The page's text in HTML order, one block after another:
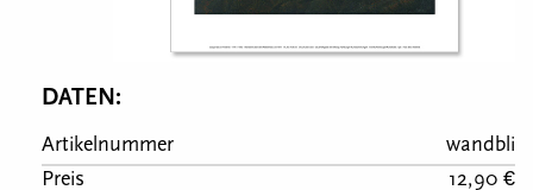
DATEN:
Artikelnummer
wandbli
Preis
12,90 €